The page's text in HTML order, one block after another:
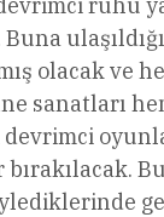
olacak ve
sanatları
devrimci